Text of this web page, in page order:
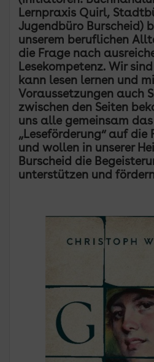
Lernpraxis Quirl,
Jugendbüro Burscheid)
unserem beruflichen
die Frage nach
Lesekompetenz. Wir
kann lesen lernen und
Voraussetzungen auch
zwischen den Seiten
uns alle gemeinsam
„Leseförderung“ auf die
und wollen in unserer
Burscheid die
unterstützen und